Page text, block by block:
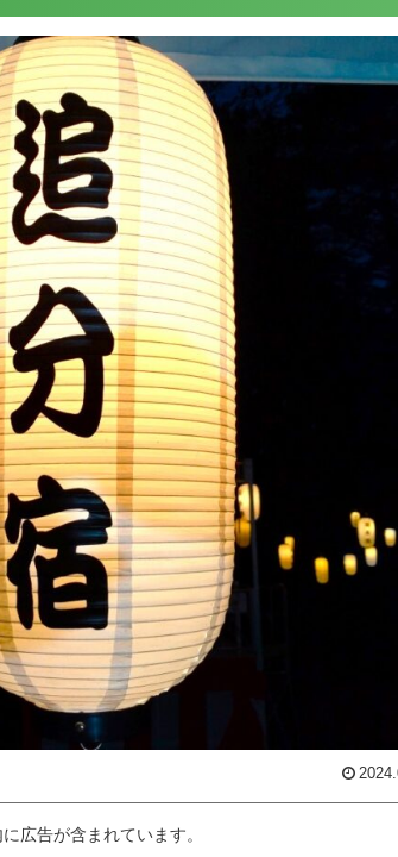
広告が含まれています。